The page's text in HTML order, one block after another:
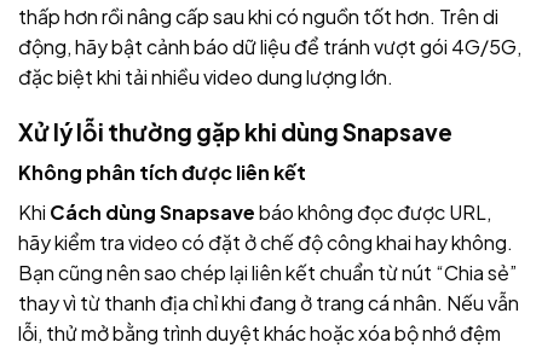
thấp hơn rồi nâng cấp sau khi có nguồn tốt hơn. Trên di
động, hãy bật cảnh báo dữ liệu để tránh vượt gói 4G/5G,
đặc biệt khi tải nhiều video dung lượng lớn.
Xử lý lỗi thường gặp khi dùng Snapsave
Không phân tích được liên kết
Khi Cách dùng Snapsavebáo không đọc được URL,
hãy kiểm tra video có đặt ở chế độ công khai hay không.
Bạn cũng nên sao chép lại liên kết chuẩn từ nút “Chia sẻ”
thay vì từ thanh địa chỉ khi đang ở trang cá nhân. Nếu vẫn
lỗi, thử mở bằng trình duyệt khác hoặc xóa bộ nhớ đệm